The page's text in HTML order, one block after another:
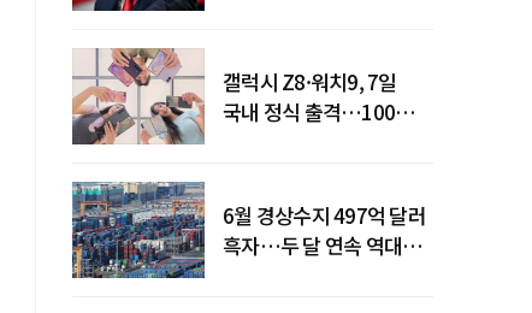
갤럭시 Z8·워치9, 7일
국내 정식 출격…100개국
6월 경상수지 497억 달러
흑자…두 달 연속 역대